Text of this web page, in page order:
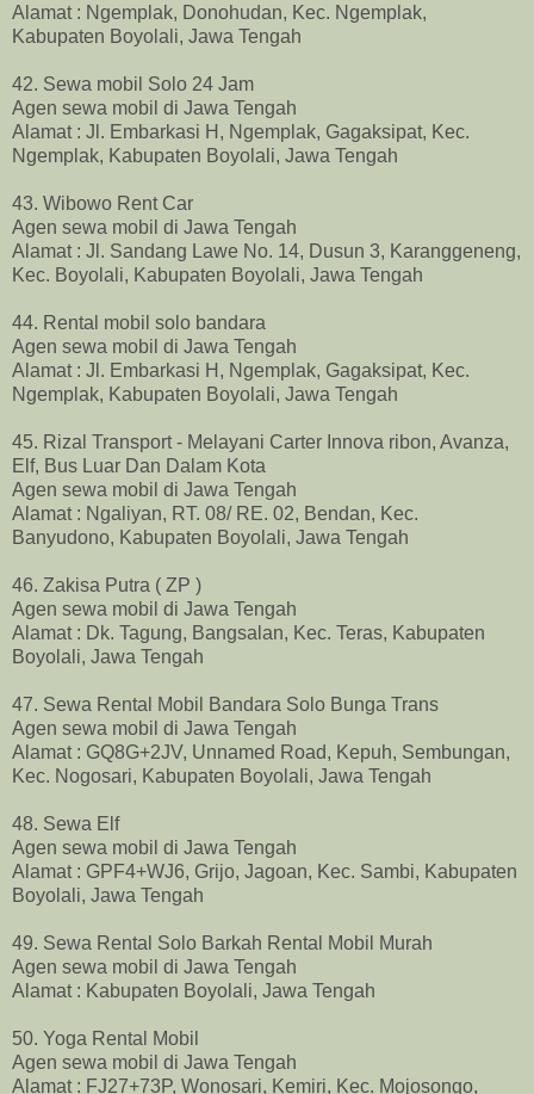
Alamat : Ngemplak, Donohudan, Kec. Ngemplak,
Kabupaten Boyolali, Jawa Tengah
42. Sewa mobil Solo 24 Jam
Agen sewa mobil di Jawa Tengah
Alamat : Jl. Embarkasi H, Ngemplak, Gagaksipat, Kec.
Ngemplak, Kabupaten Boyolali, Jawa Tengah
43. Wibowo Rent Car
Agen sewa mobil di Jawa Tengah
Alamat : Jl. Sandang Lawe No. 14, Dusun 3, Karanggeneng,
Kec. Boyolali, Kabupaten Boyolali, Jawa Tengah
44. Rental mobil solo bandara
Agen sewa mobil di Jawa Tengah
Alamat : Jl. Embarkasi H, Ngemplak, Gagaksipat, Kec.
Ngemplak, Kabupaten Boyolali, Jawa Tengah
45. Rizal Transport - Melayani Carter Innova ribon, Avanza,
Elf, Bus Luar Dan Dalam Kota
Agen sewa mobil di Jawa Tengah
Alamat : Ngaliyan, RT. 08/ RE. 02, Bendan, Kec.
Banyudono, Kabupaten Boyolali, Jawa Tengah
46. Zakisa Putra ( ZP )
Agen sewa mobil di Jawa Tengah
Alamat : Dk. Tagung, Bangsalan, Kec. Teras, Kabupaten
Boyolali, Jawa Tengah
47. Sewa Rental Mobil Bandara Solo Bunga Trans
Agen sewa mobil di Jawa Tengah
Alamat : GQ8G+2JV, Unnamed Road, Kepuh, Sembungan,
Kec. Nogosari, Kabupaten Boyolali, Jawa Tengah
48. Sewa Elf
Agen sewa mobil di Jawa Tengah
Alamat : GPF4+WJ6, Grijo, Jagoan, Kec. Sambi, Kabupaten
Boyolali, Jawa Tengah
49. Sewa Rental Solo Barkah Rental Mobil Murah
Agen sewa mobil di Jawa Tengah
Alamat : Kabupaten Boyolali, Jawa Tengah
50. Yoga Rental Mobil
Agen sewa mobil di Jawa Tengah
Alamat : FJ27+73P, Wonosari, Kemiri, Kec. Mojosongo,